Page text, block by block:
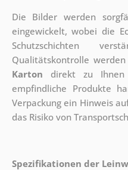
Die Bilder werden
eingewickelt, wobei die
Schutzschichten
Qualitätskontrolle
Karton direkt zu
empfindliche Produkte
Verpackung ein Hinweis
das Risiko von
Spezifikationen der